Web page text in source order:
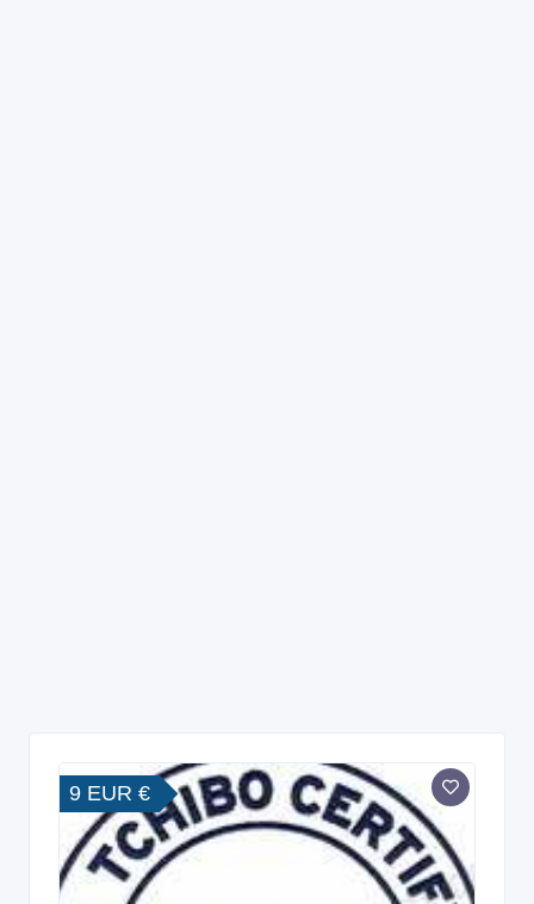
9 EUR €